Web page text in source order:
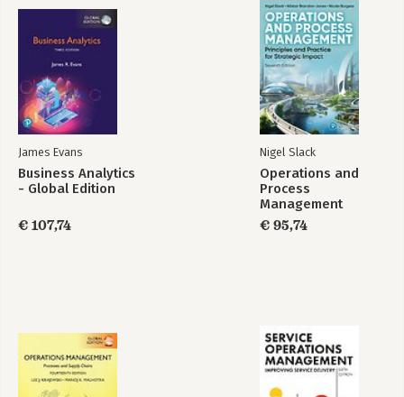
James Evans
Business Analytics
- Global Edition
€ 107,74
Nigel Slack
Operations and
Process
Management
€ 95,74